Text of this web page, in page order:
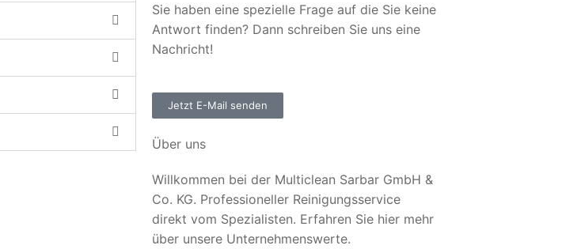
Sie haben eine spezielle Frage auf die Sie keine
Antwort finden? Dann schreiben Sie uns eine
Nachricht!
Jetzt E-Mail senden
Über uns
Willkommen bei der Multiclean Sarbar GmbH &
Co. KG. Professioneller Reinigungsservice
direkt vom Spezialisten. Erfahren Sie hier mehr
über unsere Unternehmenswerte.